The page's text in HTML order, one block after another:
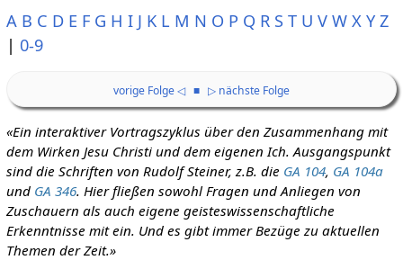
A B C D E F G H I J K L M N O P Q R S T U V W X Y Z
| 0-9
vorige Folge ◁ ■ ▷ nächste Folge
«Ein interaktiver Vortragszyklus über den Zusammenhang mit
dem Wirken Jesu Christi und dem eigenen Ich. Ausgangspunkt
sind die Schriften von Rudolf Steiner, z.B. die GA 104, GA 104a
und GA 346. Hier fließen sowohl Fragen und Anliegen von
Zuschauern als auch eigene geisteswissenschaftliche
Erkenntnisse mit ein. Und es gibt immer Bezüge zu aktuellen
Themen der Zeit.»